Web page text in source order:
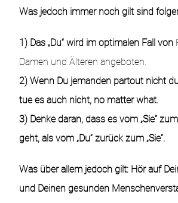
Was jedoch immer noch gilt sind
1) Das „Du“ wird im optimalen Fall von
Damen und Älteren angeboten.
2) Wenn Du jemanden partout nicht
tue es auch nicht, no matter what.
3) Denke daran, dass es vom „Sie“
geht, als vom „Du“ zurück zum „Sie“.
Was über allem jedoch gilt: Hör auf
und Deinen gesunden